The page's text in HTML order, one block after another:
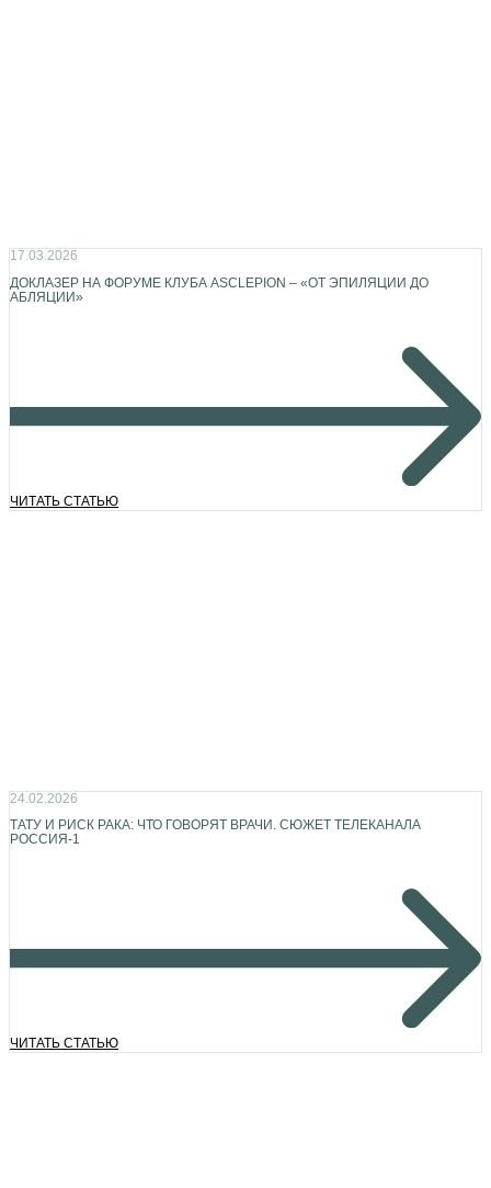
17.03.2026
ДОКЛАЗЕР НА ФОРУМЕ КЛУБА ASCLEPION – «ОТ ЭПИЛЯЦИИ ДО
АБЛЯЦИИ»
ЧИТАТЬ СТАТЬЮ
24.02.2026
ТАТУ И РИСК РАКА: ЧТО ГОВОРЯТ ВРАЧИ. СЮЖЕТ ТЕЛЕКАНАЛА
РОССИЯ-1
ЧИТАТЬ СТАТЬЮ